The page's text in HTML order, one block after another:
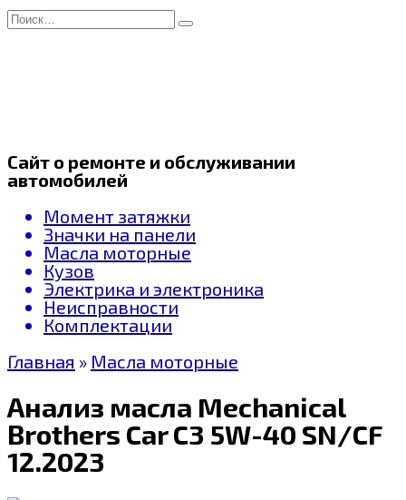
Перейти
к
Search
for:
Сайт о ремонте и обслуживании
автомобилей
Момент затяжки
Значки на панели
Масла моторные
Кузов
Электрика и электроника
Неисправности
Комплектации
Главная » Масла моторные
Анализ масла Mechanical
Brothers Car C3 5W-40 SN/CF
12.2023